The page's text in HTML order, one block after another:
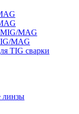
MIG/MAG
MAG
TIG сварки
линзы